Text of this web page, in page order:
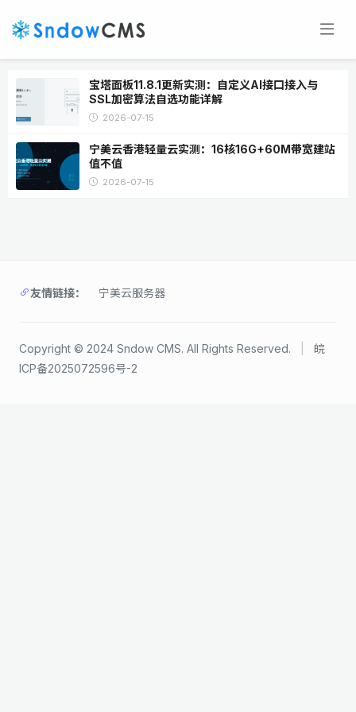
宝塔面板11.8.1更新实测：自定义AI接口接入与
SSL加密算法自选功能详解
2026-07-15
宁美云香港轻量云实测：16核16G+60M带宽建站
值不值
2026-07-15
友情链接： 宁美云服务器
Copyright © 2024 Sndow CMS. All Rights Reserved.
皖
ICP备2025072596号-2